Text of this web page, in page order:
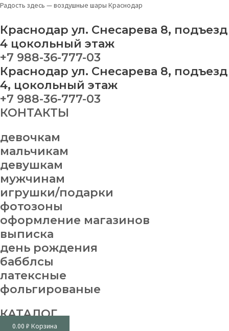
Перейти
содержимому
Радость здесь — воздушные шары Краснодар
Краснодар ул. Снесарева 8, подъезд
4 цокольный этаж
+7 988-36-777-03
Краснодар ул. Снесарева 8, подъезд
4, цокольный этаж
+7 988-36-777-03
КОНТАКТЫ
девочкам
мальчикам
девушкам
мужчинам
игрушки/подарки
фотозоны
оформление магазинов
выписка
день рождения
бабблсы
латексные
фольгированые
КАТАЛОГ
0.00 ₽ Корзина
МенюШар
quantity